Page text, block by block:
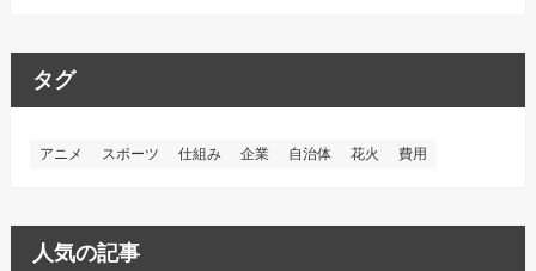
タグ
アニメ スポーツ 仕組み 企業 自治体 花火 費用
人気の記事